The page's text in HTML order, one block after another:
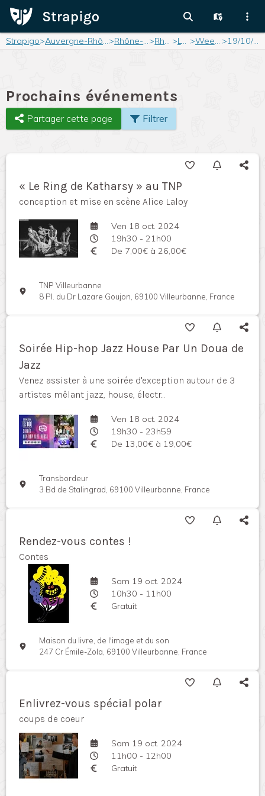
Strapigo> Auvergne-Rhône-Alpes> Rhône-Alpes> Rhône > Lyon > Weekend > 19/10/2024
Prochains événements
Partager cette page Filtrer
« Le Ring de Katharsy » au TNP
conception et mise en scène Alice Laloy
Ven 18 oct. 2024
19h30 - 21h00
De 7,00€ à 26,00€
TNP Villeurbanne
8 Pl. du Dr Lazare Goujon, 69100 Villeurbanne, France
Soirée Hip-hop Jazz House Par Un Doua de
Jazz
Venez assister à une soirée d'exception autour de 3
artistes mêlant jazz, house, électr...
Ven 18 oct. 2024
19h30 - 23h59
De 13,00€ à 19,00€
Transbordeur
3 Bd de Stalingrad, 69100 Villeurbanne, France
Rendez-vous contes !
Contes
Sam 19 oct. 2024
10h30 - 11h00
Gratuit
Maison du livre, de l'image et du son
247 Cr Émile-Zola, 69100 Villeurbanne, France
Enlivrez-vous spécial polar
coups de coeur
Sam 19 oct. 2024
11h00 - 12h00
Gratuit